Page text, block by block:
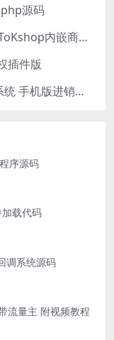
源码
Java多语言跨境电商外贸商城TikToKshop内嵌商城I商家入驻I一键铺
插件版
PHP进销存源码ERP多仓库管理系统 手机版进销存 php网络版进销存小程序
序源码
载代码
调系统源码
流量主 附视频教程